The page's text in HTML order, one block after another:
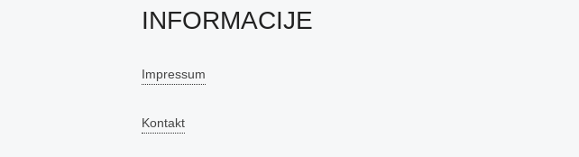
INFORMACIJE
Impressum
Kontakt